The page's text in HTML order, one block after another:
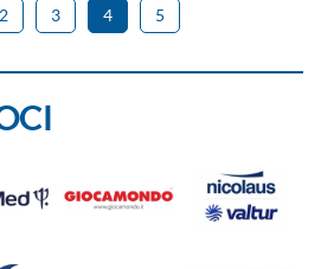
2 3 4 5